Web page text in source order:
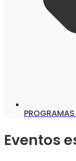
Eventos